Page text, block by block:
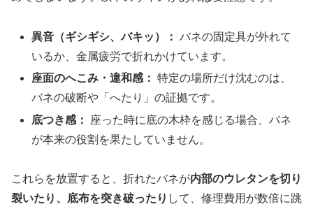
異音（ギシギシ、バキッ）： バネの固定具が外れて
いるか、金属疲労で折れかけています。
座面のへこみ・違和感： 特定の場所だけ沈むのは、
バネの破断や「へたり」の証拠です。
底つき感：
座った時に底の木枠を感じる場合、バネ
が本来の役割を果たしていません。
これらを放置すると、折れたバネが内部のウレタンを切り
裂いたり、底布を突き破ったり して、修理費用が数倍に跳